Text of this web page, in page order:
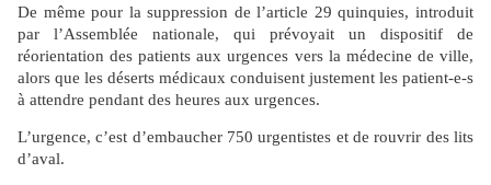
De même pour la suppression de l’article 29 quinquies, introduit
par l’Assemblée nationale, qui prévoyait un dispositif de
réorientation des patients aux urgences vers la médecine de ville,
alors que les déserts médicaux conduisent justement les patient-e-s
à attendre pendant des heures aux urgences.
L’urgence, c’est d’embaucher 750 urgentistes et de rouvrir des lits
d’aval.